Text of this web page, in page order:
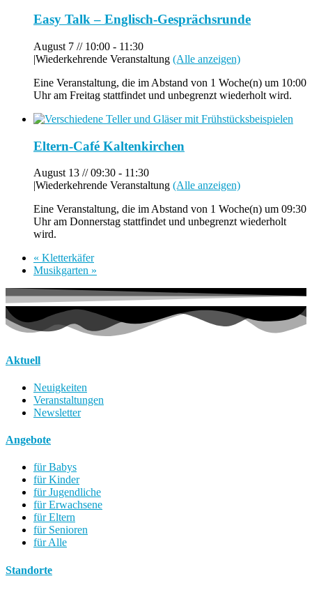
Easy Talk – Englisch-Gesprächsrunde
August 7 // 10:00 - 11:30
|Wiederkehrende Veranstaltung (Alle anzeigen)
Eine Veranstaltung, die im Abstand von 1 Woche(n) um 10:00
Uhr am Freitag stattfindet und unbegrenzt wiederholt wird.
Eltern-Café Kaltenkirchen
August 13 // 09:30 - 11:30
|Wiederkehrende Veranstaltung (Alle anzeigen)
Eine Veranstaltung, die im Abstand von 1 Woche(n) um 09:30
Uhr am Donnerstag stattfindet und unbegrenzt wiederholt
wird.
« Kletterkäfer
Musikgarten »
Aktuell
Neuigkeiten
Veranstaltungen
Newsletter
Angebote
für Babys
für Kinder
für Jugendliche
für Erwachsene
für Eltern
für Senioren
für Alle
Standorte